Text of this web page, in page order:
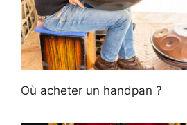
Où acheter un handpan ?